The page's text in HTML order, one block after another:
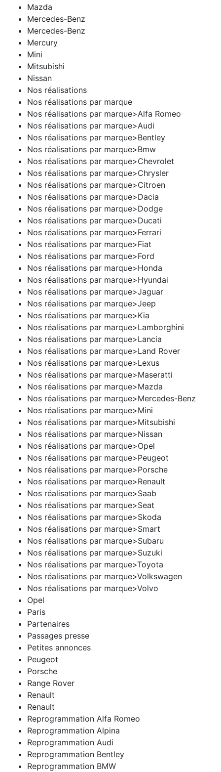
Mazda
Mercedes-Benz
Mercedes-Benz
Mercury
Mini
Mitsubishi
Nissan
Nos réalisations
Nos réalisations par marque
Nos réalisations par marque>Alfa Romeo
Nos réalisations par marque>Audi
Nos réalisations par marque>Bentley
Nos réalisations par marque>Bmw
Nos réalisations par marque>Chevrolet
Nos réalisations par marque>Chrysler
Nos réalisations par marque>Citroen
Nos réalisations par marque>Dacia
Nos réalisations par marque>Dodge
Nos réalisations par marque>Ducati
Nos réalisations par marque>Ferrari
Nos réalisations par marque>Fiat
Nos réalisations par marque>Ford
Nos réalisations par marque>Honda
Nos réalisations par marque>Hyundai
Nos réalisations par marque>Jaguar
Nos réalisations par marque>Jeep
Nos réalisations par marque>Kia
Nos réalisations par marque>Lamborghini
Nos réalisations par marque>Lancia
Nos réalisations par marque>Land Rover
Nos réalisations par marque>Lexus
Nos réalisations par marque>Maseratti
Nos réalisations par marque>Mazda
Nos réalisations par marque>Mercedes-Benz
Nos réalisations par marque>Mini
Nos réalisations par marque>Mitsubishi
Nos réalisations par marque>Nissan
Nos réalisations par marque>Opel
Nos réalisations par marque>Peugeot
Nos réalisations par marque>Porsche
Nos réalisations par marque>Renault
Nos réalisations par marque>Saab
Nos réalisations par marque>Seat
Nos réalisations par marque>Skoda
Nos réalisations par marque>Smart
Nos réalisations par marque>Subaru
Nos réalisations par marque>Suzuki
Nos réalisations par marque>Toyota
Nos réalisations par marque>Volkswagen
Nos réalisations par marque>Volvo
Opel
Paris
Partenaires
Passages presse
Petites annonces
Peugeot
Porsche
Range Rover
Renault
Renault
Reprogrammation Alfa Romeo
Reprogrammation Alpina
Reprogrammation Audi
Reprogrammation Bentley
Reprogrammation BMW